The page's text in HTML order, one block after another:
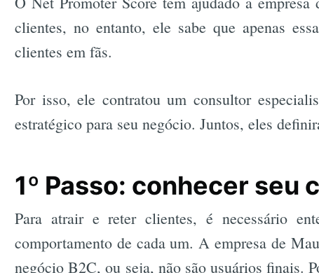
clientes, no entanto, ele sabe que apenas
clientes em fãs.
Por isso, ele contratou um consultor
estratégico para seu negócio. Juntos, eles
1º Passo: conhecer seu
Para atrair e reter clientes, é necessário
comportamento de cada um. A empresa de
negócio B2C, ou seja, não são usuários finais.